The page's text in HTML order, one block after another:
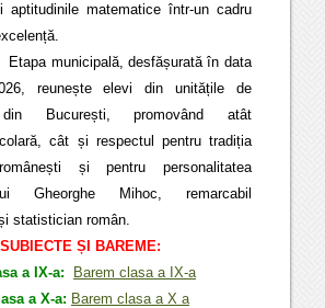
aptitudinile matematice într-un cadru
desfășurată în data
reunește elevi din unitățile de
București, promovând atât
cât și respectul pentru tradiția
și pentru personalitatea
Gheorghe Mihoc, remarcabil
statistician român.
SUBIECTE ȘI BAREME:
a IX-a:
Barem clasa a IX-a
a X-a: Barem clasa a X a